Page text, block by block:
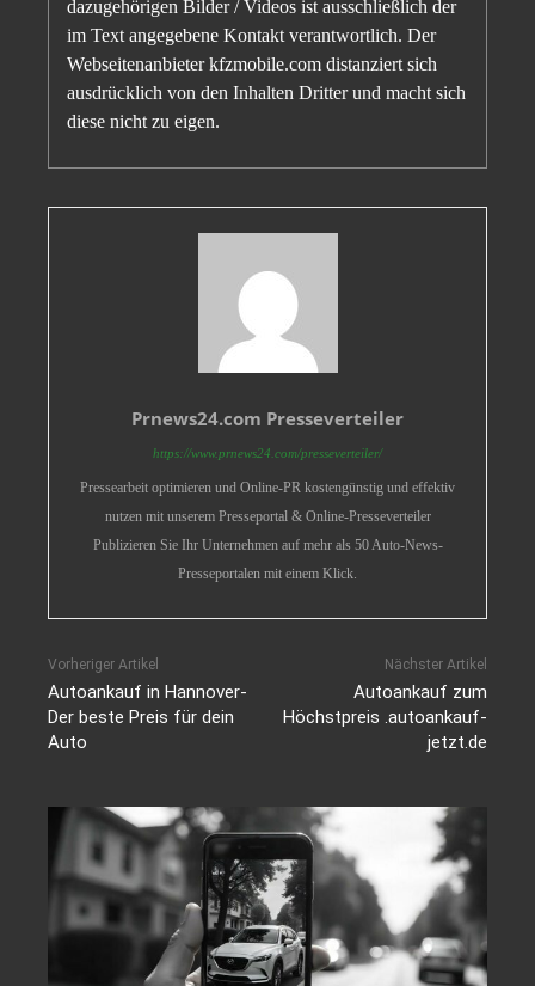
dazugehörigen Bilder / Videos ist ausschließlich der
im Text angegebene Kontakt verantwortlich. Der
Webseitenanbieter kfzmobile.com distanziert sich
ausdrücklich von den Inhalten Dritter und macht sich
diese nicht zu eigen.
Prnews24.com Presseverteiler
https://www.prnews24.com/presseverteiler/
Pressearbeit optimieren und Online-PR kostengünstig und effektiv
nutzen mit unserem Presseportal & Online-Presseverteiler
Publizieren Sie Ihr Unternehmen auf mehr als 50 Auto-News-
Presseportalen mit einem Klick.
Vorheriger Artikel
Autoankauf in Hannover-
Der beste Preis für dein
Auto‎
Nächster Artikel
Autoankauf zum
Höchstpreis‎ .autoankauf-
jetzt.de